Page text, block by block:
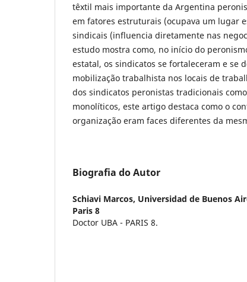
têxtil mais importante da Argentina
em fatores estruturais (ocupava um lugar
sindicais (influencia diretamente nas
estudo mostra como, no início do
estatal, os sindicatos se fortaleceram e se
mobilização trabalhista nos locais de
dos sindicatos peronistas tradicionais
monolíticos, este artigo destaca como o
organização eram faces diferentes da
Biografia do Autor
Schiavi Marcos, Universidad de Buenos
Paris 8
Doctor UBA - PARIS 8.